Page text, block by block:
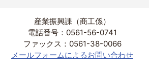
産業振興課（商工係）
電話番号：0561-56-0741
ファックス：0561-38-0066
メールフォームによるお問い合わせ